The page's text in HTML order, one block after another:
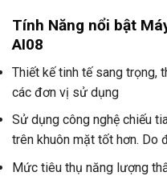
Tính Năng nổi bật
AI08
Thiết kế tinh tế sang trọng,
các đơn vị sử dụng
Sử dụng công nghệ chiếu
trên khuôn mặt tốt hơn. Do
Mức tiêu thụ năng lượng